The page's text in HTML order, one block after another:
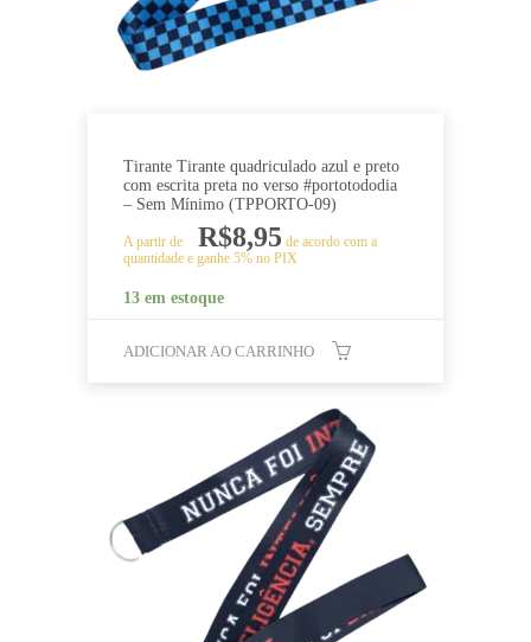
Tirante Tirante quadriculado azul e preto
com escrita preta no verso #portotododia
– Sem Mínimo (TPPORTO-09)
A partir de R$8,95 de acordo com a
quantidade e ganhe 5% no PIX
13 em estoque
ADICIONAR AO CARRINHO